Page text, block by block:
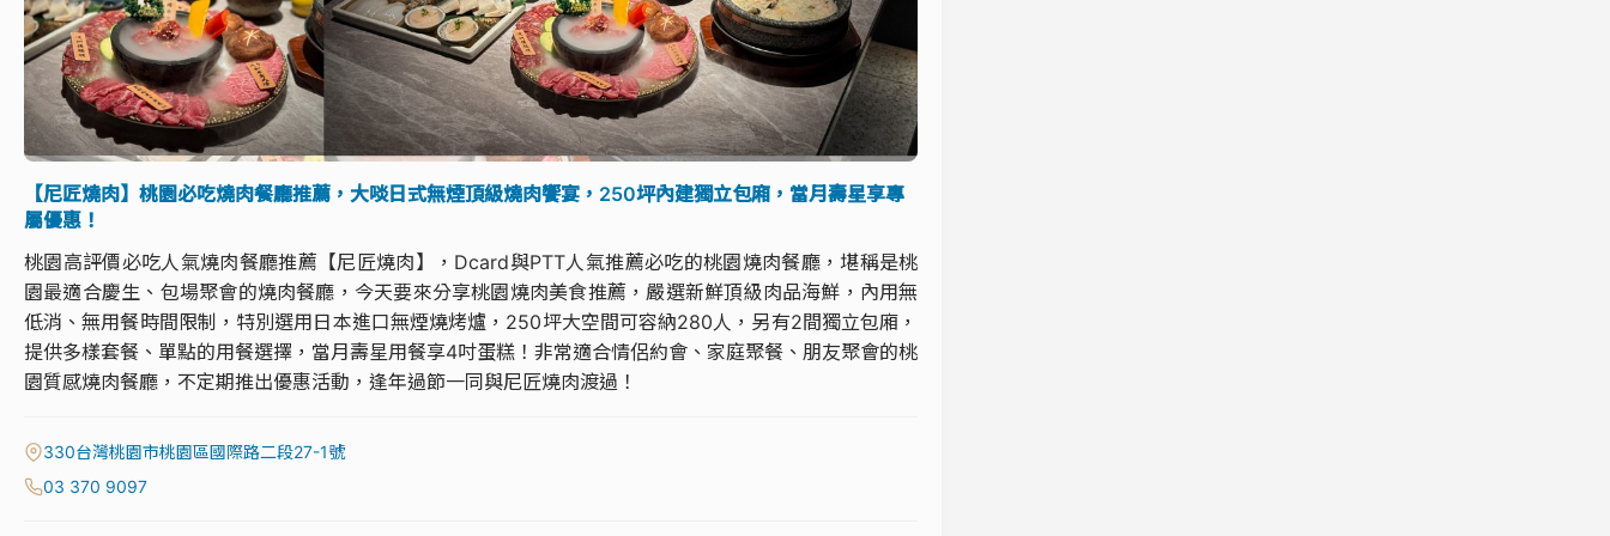
【尼匠燒肉】桃園必吃燒肉餐廳推薦，大啖日式無煙頂級燒肉饗宴，250坪內建獨立包廂，當月壽星享專
屬優惠！
桃園高評價必吃人氣燒肉餐廳推薦【尼匠燒肉】，Dcard與PTT人氣推薦必吃的桃園燒肉餐廳，堪稱是桃
園最適合慶生、包場聚會的燒肉餐廳，今天要來分享桃園燒肉美食推薦，嚴選新鮮頂級肉品海鮮，內用無
低消、無用餐時間限制，特別選用日本進口無煙燒烤爐，250坪大空間可容納280人，另有2間獨立包廂，
提供多樣套餐、單點的用餐選擇，當月壽星用餐享4吋蛋糕！非常適合情侶約會、家庭聚餐、朋友聚會的桃
園質感燒肉餐廳，不定期推出優惠活動，逢年過節一同與尼匠燒肉渡過！
330台灣桃園市桃園區國際路二段27-1號
03 370 9097